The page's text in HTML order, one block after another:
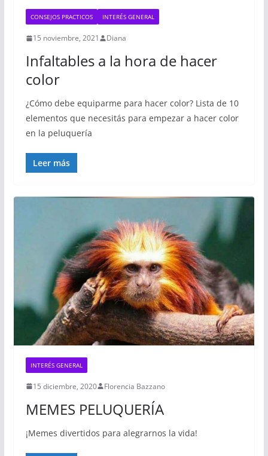
CONSEJOS PRACTICOS INTERÉS GENERAL
15 noviembre, 2021 Diana
Infaltables a la hora de hacer
color
¿Cómo debe equiparme para hacer color? Lista de 10
elementos que necesitás para empezar a hacer color
en la peluquería
Leer más
INTERÉS GENERAL
15 diciembre, 2020 Florencia Bazzano
MEMES PELUQUERÍA
¡Memes divertidos para alegrarnos la vida!